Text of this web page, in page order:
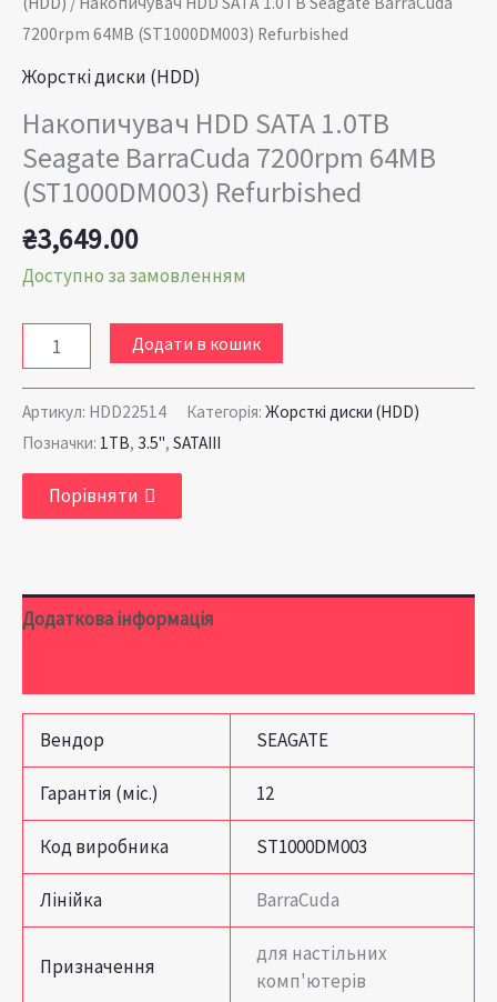
7200rpm 64MB (ST1000DM003) Refurbished
Жорсткі диски (HDD)
Накопичувач HDD SATA 1.0TB
Seagate BarraCuda 7200rpm 64MB
(ST1000DM003) Refurbished
₴3,649.00
Доступно за замовленням
кількість
Додати в кошик
Артикул: HDD22514 Категорія: Жорсткі диски (HDD)
Позначки: 1TB, 3.5", SATAIII
Порівняти
Додаткова інформація
Вендор SEAGATE
Гарантія (міс.) 12
Код виробника ST1000DM003
Лінійка BarraCuda
Призначення
для настільних
комп'ютерів